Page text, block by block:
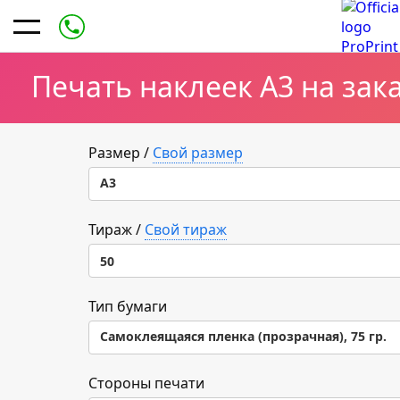
Печать наклеек А3 на
Размер / Свой размер
А3
А3
Тираж/ Свой тираж
50
50
100
200
Тип бумаги
Самоклеящаяся пленка (прозрачная), 75 гр.
Самоклеящаяся пленка (прозрачная), 75 гр.
Стороны печати